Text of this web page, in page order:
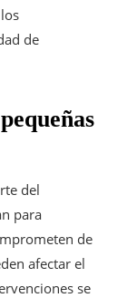
de
del
para
de
afectar el
se